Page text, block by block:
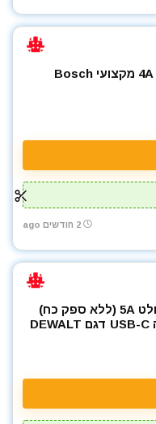
מטען בוש מהיר 4A מקצועי Bosch
2 חודשים ago
מתאם מטען דיוולט 5A (ללא ספק כח)
עם כניסה/יציאה USB-C דגם DEWALT